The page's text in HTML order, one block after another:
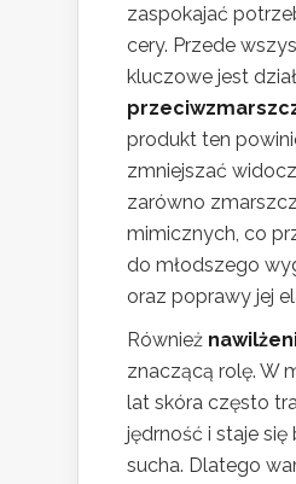
zaspokajać
cery. Przede
kluczowe jest
produkt ten
zmniejszać
zarówno
mimicznych, co
do młodszego
oraz poprawy jej
Również
znaczącą rolę. W
lat skóra często
jędrność i staje się
sucha. Dlatego